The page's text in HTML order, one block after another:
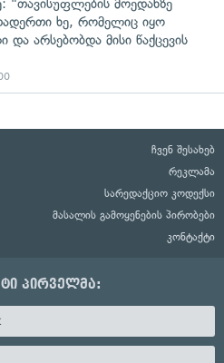
"თავისუფლების მოედანზე
ხე, რომელიც იყო
და არსებობდა მისი წაქცევის
ჩვენ შესახებ
რეკლამა
სარედაქციო კოდექსი
მასალის გამოყენების პირობები
კონტაქტი
პირველმა: